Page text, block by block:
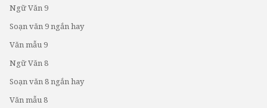
Ngữ Văn 9
Soạn văn 9 ngắn hay
Văn mẫu 9
Ngữ Văn 8
Soạn văn 8 ngắn hay
Văn mẫu 8